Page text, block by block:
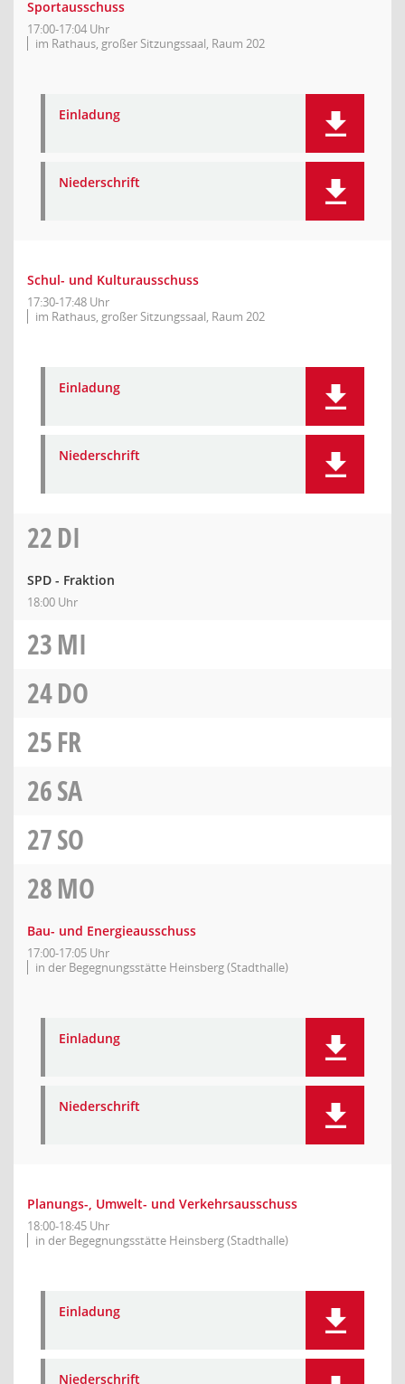
Sportausschuss
17:00-17:04 Uhr
im Rathaus, großer Sitzungssaal, Raum 202
Einladung
Niederschrift
Schul- und Kulturausschuss
17:30-17:48 Uhr
im Rathaus, großer Sitzungssaal, Raum 202
Einladung
Niederschrift
22DI
SPD - Fraktion
18:00 Uhr
23MI
24DO
25FR
26SA
27SO
28MO
Bau- und Energieausschuss
17:00-17:05 Uhr
in der Begegnungsstätte Heinsberg (Stadthalle)
Einladung
Niederschrift
Planungs-, Umwelt- und Verkehrsausschuss
18:00-18:45 Uhr
in der Begegnungsstätte Heinsberg (Stadthalle)
Einladung
Niederschrift